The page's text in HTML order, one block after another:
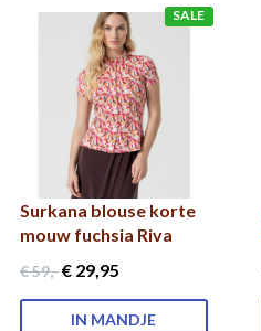
SALE
Surkana blouse korte
mouw fuchsia Riva
€ 59,-€ 29,95
IN MANDJE